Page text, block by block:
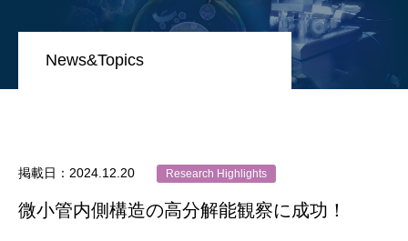
News&Topics
掲載日：2024.12.20 Research Highlights
微小管内側構造の高分解能観察に成功！